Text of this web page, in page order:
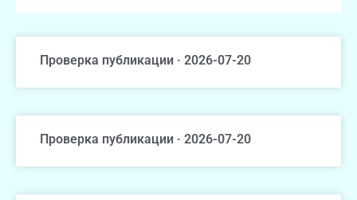
Проверка публикации · 2026-07-20
Проверка публикации · 2026-07-20